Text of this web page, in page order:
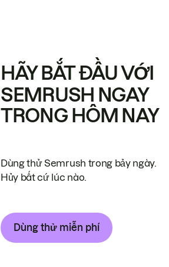
HÃY BẮT ĐẦU VỚI
SEMRUSH NGAY
TRONG HÔM NAY
Dùng thử Semrush trong bảy ngày.
Hủy bất cứ lúc nào.
Dùng thử miễn phí